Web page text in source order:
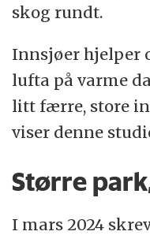
skog rundt.
Innsjøer hjelper
lufta på varme
litt færre, store
viser denne
Større
I mars 2024